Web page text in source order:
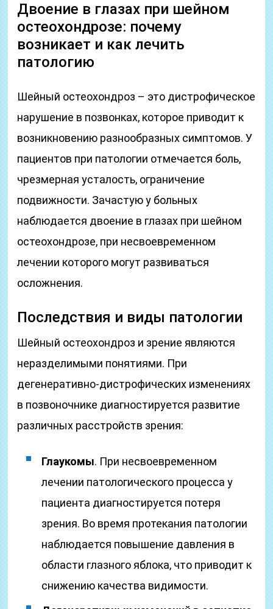
Двоение в глазах при шейном
остеохондрозе: почему
возникает и как лечить
патологию
Шейный остеохондроз – это дистрофическое
нарушение в позвонках, которое приводит к
возникновению разнообразных симптомов. У
пациентов при патологии отмечается боль,
чрезмерная усталость, ограничение
подвижности. Зачастую у больных
наблюдается двоение в глазах при шейном
остеохондрозе, при несвоевременном
лечении которого могут развиваться
осложнения.
Последствия и виды патологии
Шейный остеохондроз и зрение являются
неразделимыми понятиями. При
дегенеративно-дистрофических изменениях
в позвоночнике диагностируется развитие
различных расстройств зрения:
Глаукомы. При несвоевременном
лечении патологического процесса у
пациента диагностируется потеря
зрения. Во время протекания патологии
наблюдается повышение давления в
области глазного яблока, что приводит к
снижению качества видимости.